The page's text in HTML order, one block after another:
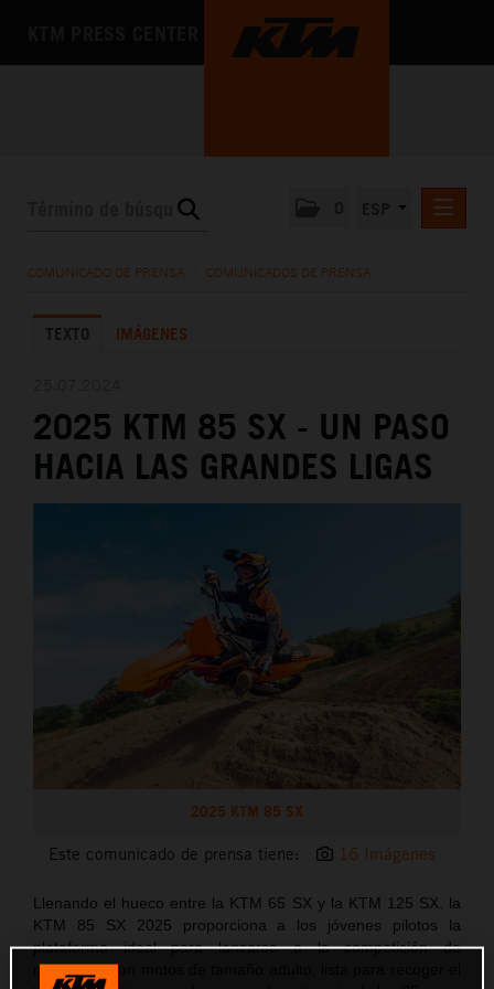
LA EMPRESA
COMUNICADO DE PRENSA COMUNICADOS DE PRENSA
TEXTO IMÁGENES
2025 KTM 85 SX - UN PASO
HACIA LAS GRANDES LIGAS
2025 KTM 85 SX
Este comunicado de prensa tiene: 16 Imágenes
Llenando el hueco entre la KTM 65 SX y la KTM 125 SX, la
KTM 85 SX 2025 proporciona a los jóvenes pilotos la
plataforma ideal para lanzarse a la competición de
motocross con motos de tamaño adulto, lista para recoger el